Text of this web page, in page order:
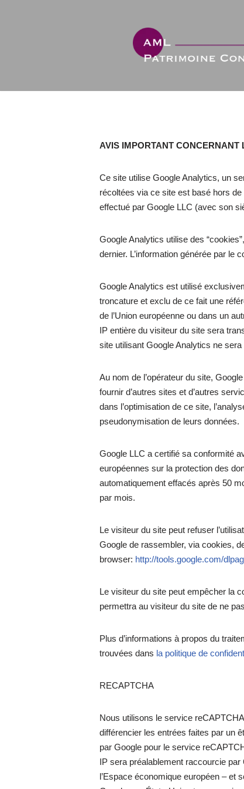
AVIS IMPORTANT
Ce site utilise Google Analytics, un
récoltées via ce site est basé hors
effectué par Google LLC (avec son
Google Analytics utilise des
dernier. L’information générée par le
Google Analytics est utilisé
troncature et exclu de ce fait une
de l’Union européenne ou dans un
IP entière du visiteur du site sera
site utilisant Google Analytics ne
Au nom de l’opérateur du site,
fournir d’autres sites et d’autres
dans l’optimisation de ce site,
pseudonymisation de leurs données.
Google LLC a certifié sa conformité
européennes sur la protection des
automatiquement effacés après 50
par mois.
Le visiteur du site peut refuser
Google de rassembler, via cookies,
browser: http://tools.google.com/
Le visiteur du site peut empêcher la
permettra au visiteur du site de ne
Plus d’informations à propos du
trouvées dans la politique de
RECAPTCHA
Nous utilisons le service
différencier les entrées faites par un
par Google pour le service
IP sera préalablement raccourcie par
l’Espace économique européen –